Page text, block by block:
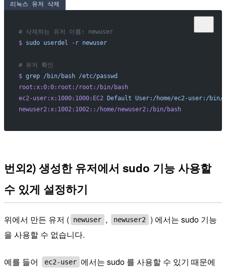
리눅스 유저 삭제
# 삭제하는 유저 이름: newuser
$ sudo userdel -r newuser
# 유저 확인
$ grep /bin/bash /etc/passwd
root:x:0:0:root:/root:/bin/bash
ec2-user:x:1000:1000:EC2 Default User:/home/ec2-user:/bin/
newuser2:x:1002:1002::/home/newuser2:/bin/bash
번외2) 생성한 유저에서 sudo 기능 사용할
수 있게 설정하기
위에서 만든 유저 ( newuser , newuser2
) 에서는 sudo 기능
을 사용할 수 없습니다.
예를 들어 ec2-user 에서는 sudo 를 사용할 수 있기 때문에